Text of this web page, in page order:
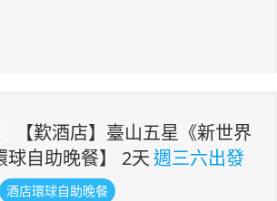
【歎酒店】臺山五星《新世界
球自助晚餐】 2天週三六出發
酒店環球自助晚餐